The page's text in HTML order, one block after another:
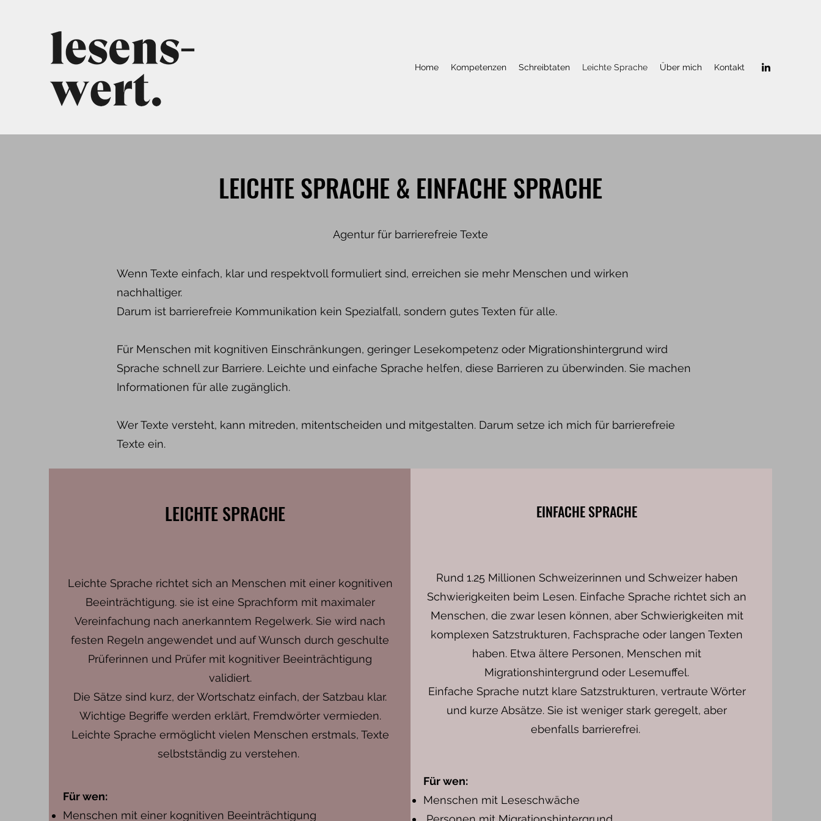
Home Kompetenzen Schreibtaten Leichte Sprache Über mich Kontakt
LEICHTE SPRACHE & EINFACHE SPRACHE
Agentur für barrierefreie Texte
Wenn Texte einfach, klar und respektvoll formuliert sind, erreichen sie mehr Menschen und wirken
nachhaltiger.
Darum ist barrierefreie Kommunikation kein Spezialfall, sondern gutes Texten für alle.
Für Menschen mit kognitiven Einschränkungen, geringer Lesekompetenz oder Migrationshintergrund wird
Sprache schnell zur Barriere. Leichte und einfache Sprache helfen, diese Barrieren zu überwinden. Sie machen
Informationen für alle zugänglich.
Wer Texte versteht, kann mitreden, mitentscheiden und mitgestalten. Darum setze ich mich für barrierefreie
Texte ein.
LEICHTE SPRACHE
Leichte Sprache richtet sich an Menschen mit einer kognitiven
Beeinträchtigung. sie ist eine Sprachform mit maximaler
Vereinfachung nach anerkanntem Regelwerk. Sie wird nach
festen Regeln angewendet und auf Wunsch durch geschulte
Prüferinnen und Prüfer mit kognitiver Beeinträchtigung
validiert.
Die Sätze sind kurz, der Wortschatz einfach, der Satzbau klar.
Wichtige Begriffe werden erklärt, Fremdwörter vermieden.
Leichte Sprache ermöglicht vielen Menschen erstmals, Texte
selbstständig zu verstehen.
Für wen:
Menschen mit einer kognitiven Beeinträchtigung
EINFACHE SPRACHE
Rund 1.25 Millionen Schweizerinnen und Schweizer haben
Schwierigkeiten beim Lesen. Einfache Sprache richtet sich an
Menschen, die zwar lesen können, aber Schwierigkeiten mit
komplexen Satzstrukturen, Fachsprache oder langen Texten
haben. Etwa ältere Personen, Menschen mit
Migrationshintergrund oder Lesemuffel.
Einfache Sprache nutzt klare Satzstrukturen, vertraute Wörter
und kurze Absätze. Sie ist weniger stark geregelt, aber
ebenfalls barrierefrei.
Für wen:
Menschen mit Leseschwäche